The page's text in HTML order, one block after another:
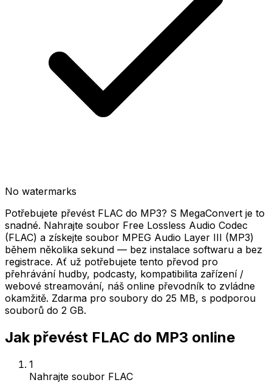
No watermarks
Potřebujete převést FLAC do MP3? S MegaConvert je to
snadné. Nahrajte soubor Free Lossless Audio Codec
(FLAC) a získejte soubor MPEG Audio Layer III (MP3)
během několika sekund — bez instalace softwaru a bez
registrace. Ať už potřebujete tento převod pro
přehrávání hudby, podcasty, kompatibilita zařízení /
webové streamování, náš online převodník to zvládne
okamžitě. Zdarma pro soubory do 25 MB, s podporou
souborů do 2 GB.
Jak převést FLAC do MP3 online
1
Nahrajte soubor FLAC